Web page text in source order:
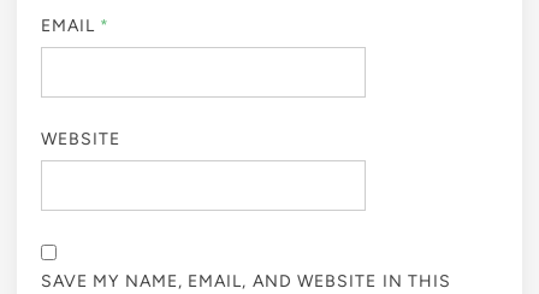
EMAIL *
WEBSITE
SAVE MY NAME, EMAIL, AND WEBSITE IN THIS